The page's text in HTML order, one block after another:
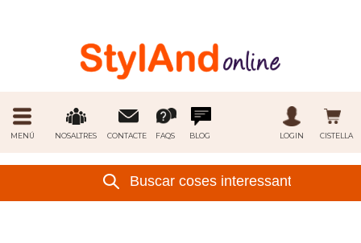
MENÚ NOSALTRES CONTACTE FAQS BLOG CISTELLA
LOGIN